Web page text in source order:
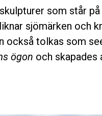
som står på
sjömärken och
också tolkas som
ögon och skapades